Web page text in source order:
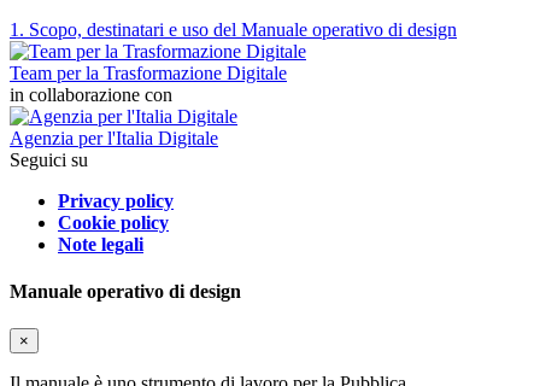
1. Scopo, destinatari e uso del Manuale operativo di design
Team per la Trasformazione Digitale
in collaborazione con
Agenzia per l'Italia Digitale
Seguici su
Privacy policy
Cookie policy
Note legali
Manuale operativo di design
×